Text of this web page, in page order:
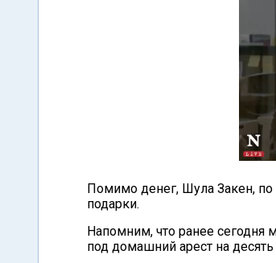
Помимо денег, Шула Закен, по
подарки.
Напомним, что ранее
под домашний арест на десять